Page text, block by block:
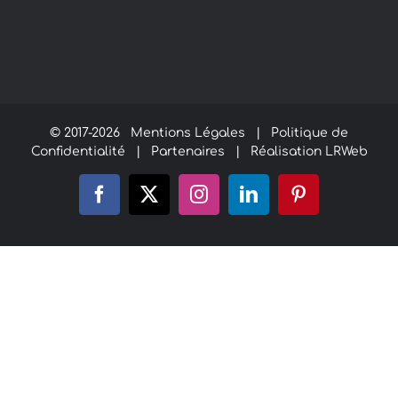
© 2017-2026 Mentions Légales
Politique de
Confidentialité
Partenaires Réalisation LRWeb
Facebook
X InstagramLinkedInPinterest